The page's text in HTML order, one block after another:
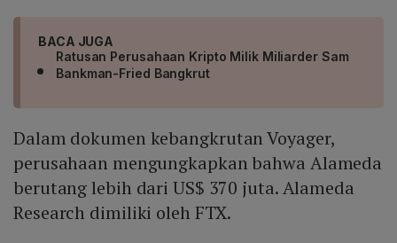
BACA JUGA
Ratusan Perusahaan Kripto Milik Miliarder Sam
Bankman-Fried Bangkrut
Dalam dokumen kebangkrutan Voyager,
perusahaan mengungkapkan bahwa Alameda
berutang lebih dari US$ 370 juta. Alameda
Research dimiliki oleh FTX.